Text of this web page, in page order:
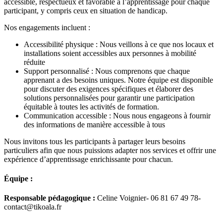
participant, y compris ceux en situation de handicap.
Nos engagements incluent :
Accessibilité physique : Nous veillons à ce que nos locaux et
installations soient accessibles aux personnes à mobilité
réduite
Support personnalisé : Nous comprenons que chaque
apprenant a des besoins uniques. Notre équipe est disponible
pour discuter des exigences spécifiques et élaborer des
solutions personnalisées pour garantir une participation
équitable à toutes les activités de formation.
Communication accessible : Nous nous engageons à fournir
des informations de manière accessible à tous
Nous invitons tous les participants à partager leurs besoins
particuliers afin que nous puissions adapter nos services et offrir une
expérience d’apprentissage enrichissante pour chacun.
Équipe :
Responsable pédagogique : Celine Voignier- 06 81 67 49 78-
contact@tikoala.fr